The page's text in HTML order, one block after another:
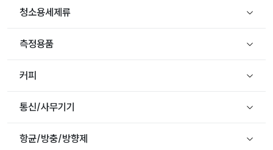
청소용세제류
측정용품
커피
통신/사무기기
항균/방충/방향제